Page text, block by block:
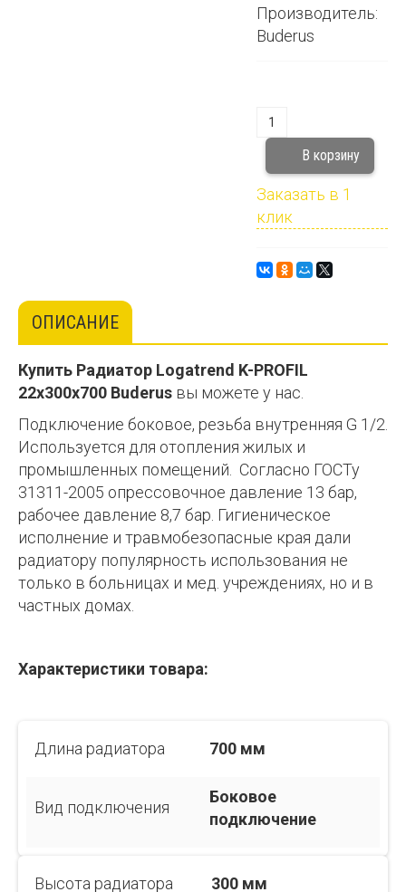
Производитель:
Buderus
Заказать в 1
клик
ОПИСАНИЕ
Купить Радиатор Logatrend K-PROFIL
22x300x700 Buderus вы можете у нас.
Подключение боковое, резьба внутренняя G 1/2.
Используется для отопления жилых и
промышленных помещений. Согласно ГОСТу
31311-2005 опрессовочное давление 13 бар,
рабочее давление 8,7 бар. Гигиеническое
исполнение и травмобезопасные края дали
радиатору популярность использования не
только в больницах и мед. учреждениях, но и в
частных домах.
Характеристики товара:
Длина радиатора 700 мм
Вид подключения
Боковое
подключение
Высота радиатора 300 мм